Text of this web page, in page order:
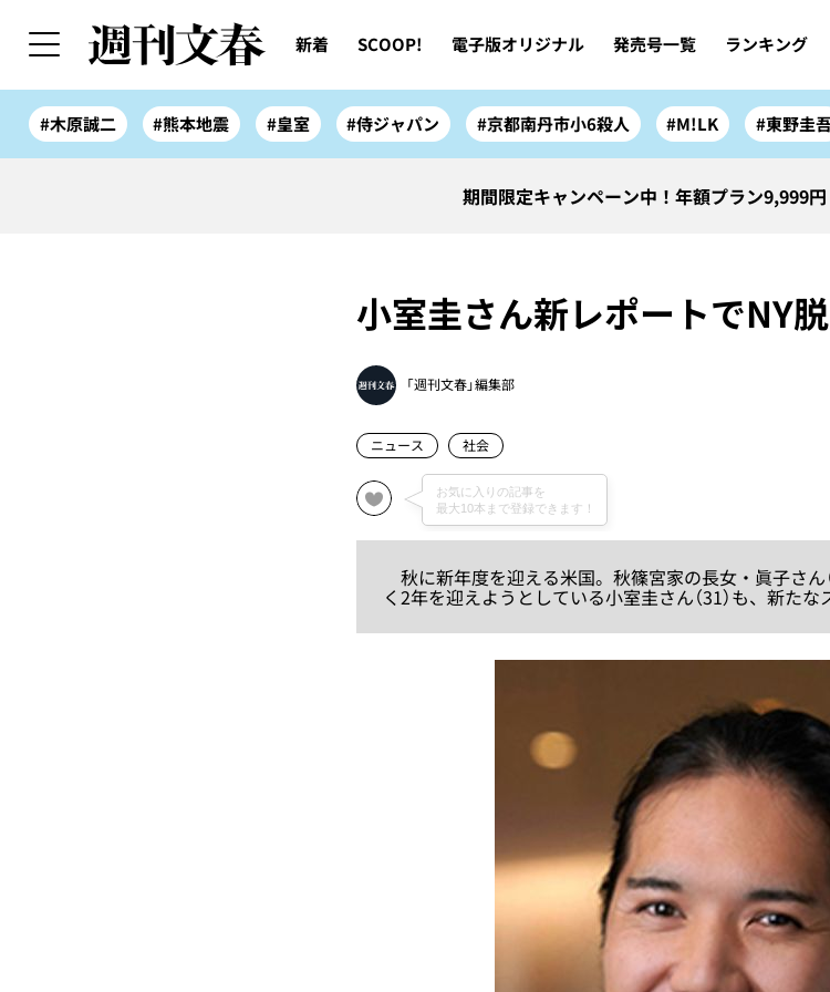
新着 SCOOP! 電子版オリジナル 発売号一覧 ランキング
#木原誠二 #熊本地震 #皇室 #侍ジャパン #京都南丹市小6殺人 #M!LK #東野圭
期間限定キャンペーン中！年額プラン9,999円
小室圭さん新レポートでNY
「週刊文春」編集部
ニュース 社会
秋に新年度を迎える米国。秋篠宮家の長女・眞子さん
く2年を迎えようとしている小室圭さん（31）も、新たな